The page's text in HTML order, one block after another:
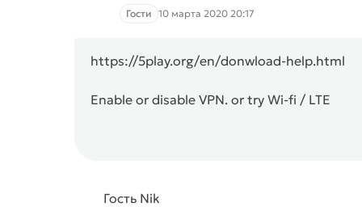
Гости 10 марта 2020 20:17
https://5play.org/en/donwload-help.html
Enable or disable VPN. or try Wi-fi / LTE
Гость Nik